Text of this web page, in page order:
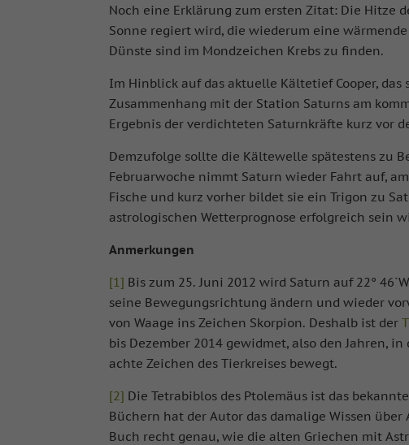
Noch eine Erklärung zum ersten Zitat: Die Hitze
Sonne regiert wird, die wiederum eine
Dünste sind im Mondzeichen Krebs zu finden.
Im Hinblick auf das aktuelle Kältetief Cooper,
Zusammenhang mit der Station Saturns am
Ergebnis der verdichteten Saturnkräfte kurz vor
Demzufolge sollte die Kältewelle spätestens zu
Februarwoche nimmt Saturn wieder Fahrt auf,
Fische und kurz vorher bildet sie ein Trigon zu
astrologischen Wetterprognose erfolgreich sein
Anmerkungen
[1] Bis zum 25. Juni 2012 wird Saturn auf 22°
seine Bewegungsrichtung ändern und wieder
von Waage ins Zeichen Skorpion. Deshalb ist der
bis Dezember 2014 gewidmet, also den Jahren,
achte Zeichen des Tierkreises bewegt.
[2] Die Tetrabiblos des Ptolemäus ist das
Büchern hat der Autor das damalige Wissen
Buch recht genau, wie die alten Griechen mit